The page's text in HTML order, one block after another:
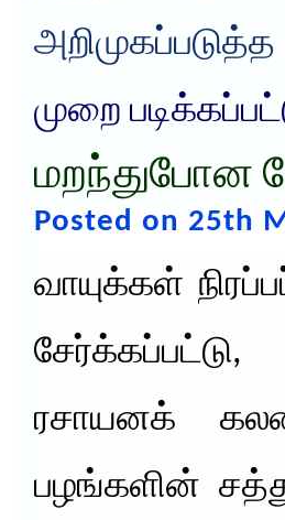
அறிமுகப்படுத்த
முறை
மறந்துபோன
Posted on 25th
வாயுக்கள்
ரசாயனக்
பழங்களின்